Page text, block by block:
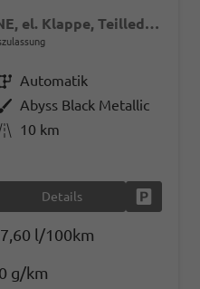
1.6 T-GDI DCT 4WD N-LINE, el. Klappe, Teilleder, Navi, Kamera, ACC
GetriebeAutomatik
AußenfarbeAbyss Black Metallic
Kilometerstand 10 km
Details
7,60 l/100km
g/km